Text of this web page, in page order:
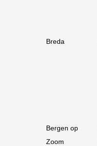
Breda
Bergen op
Zoom